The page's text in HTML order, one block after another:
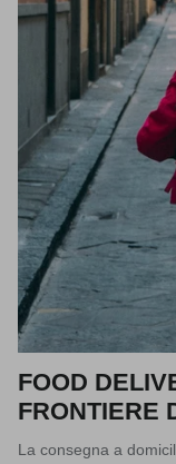
FOOD
FRONTIERE
La consegna a